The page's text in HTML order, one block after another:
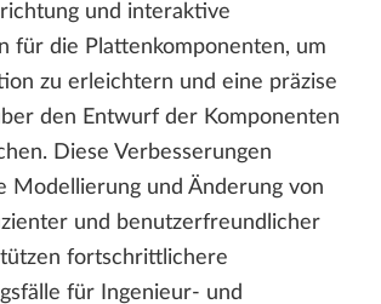
und interaktive
für die Plattenkomponenten, um
zu erleichtern und eine präzise
den Entwurf der Komponenten
Diese Verbesserungen
Modellierung und Änderung von
und benutzerfreundlicher
fortschrittlichere
für Ingenieur- und